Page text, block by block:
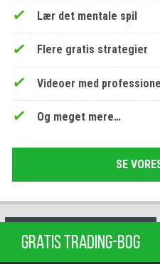
Lær det mentale spil
Flere gratis strategier
Videoer med
Og meget mere…
SE
GRATIS TRADING-BOG